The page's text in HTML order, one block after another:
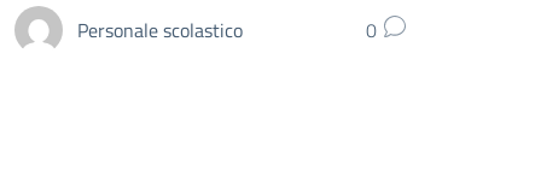
Personale scolastico 0